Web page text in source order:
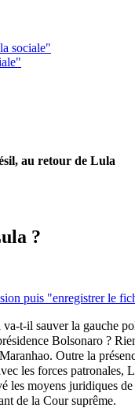
sociale"
au retour de Lula
?
puis "enregistrer le
t-il sauver la gauche
Bolsonaro ?
Outre la
les forces patronales,
les moyens juridiques
de la Cour suprême.